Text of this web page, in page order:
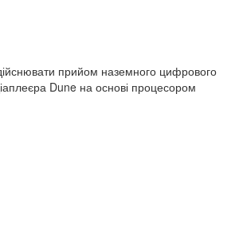
прийом наземного цифрового
Dune на основі процесором